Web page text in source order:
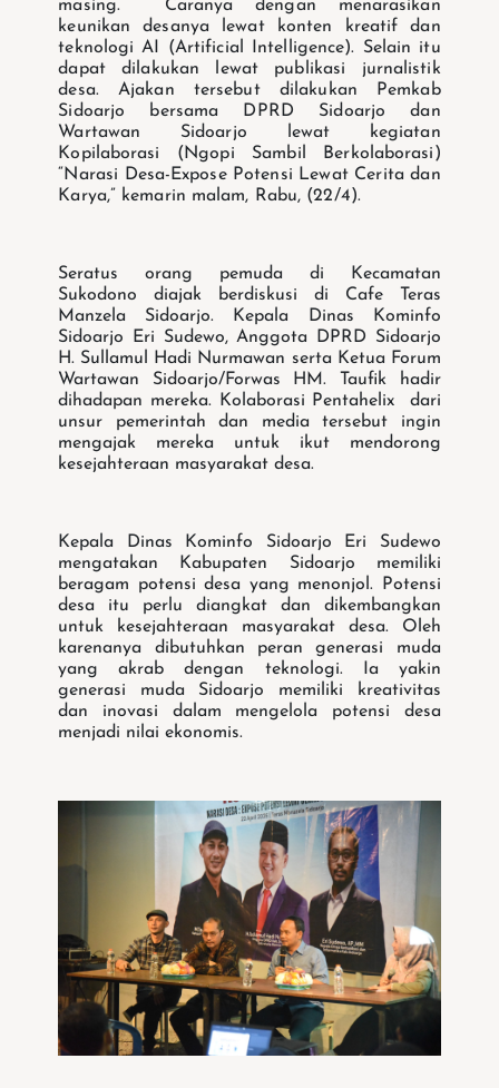
masing. Caranya dengan menarasikan
keunikan desanya lewat konten kreatif dan
teknologi AI (Artificial Intelligence). Selain itu
dapat dilakukan lewat publikasi jurnalistik
desa. Ajakan tersebut dilakukan Pemkab
Sidoarjo bersama DPRD Sidoarjo dan
Wartawan Sidoarjo lewat kegiatan
Kopilaborasi (Ngopi Sambil Berkolaborasi)
“Narasi Desa-Expose Potensi Lewat Cerita dan
Karya,” kemarin malam, Rabu, (22/4).
Seratus orang pemuda di Kecamatan
Sukodono diajak berdiskusi di Cafe Teras
Manzela Sidoarjo. Kepala Dinas Kominfo
Sidoarjo Eri Sudewo, Anggota DPRD Sidoarjo
H. Sullamul Hadi Nurmawan serta Ketua Forum
Wartawan Sidoarjo/Forwas HM. Taufik hadir
dihadapan mereka. Kolaborasi Pentahelix dari
unsur pemerintah dan media tersebut ingin
mengajak mereka untuk ikut mendorong
kesejahteraan masyarakat desa.
Kepala Dinas Kominfo Sidoarjo Eri Sudewo
mengatakan Kabupaten Sidoarjo memiliki
beragam potensi desa yang menonjol. Potensi
desa itu perlu diangkat dan dikembangkan
untuk kesejahteraan masyarakat desa. Oleh
karenanya dibutuhkan peran generasi muda
yang akrab dengan teknologi. Ia yakin
generasi muda Sidoarjo memiliki kreativitas
dan inovasi dalam mengelola potensi desa
menjadi nilai ekonomis.